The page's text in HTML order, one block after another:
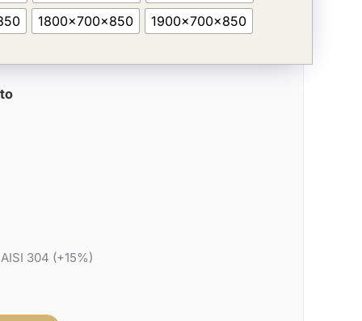
1800x700x850 1900x700x850
304 (+15%)